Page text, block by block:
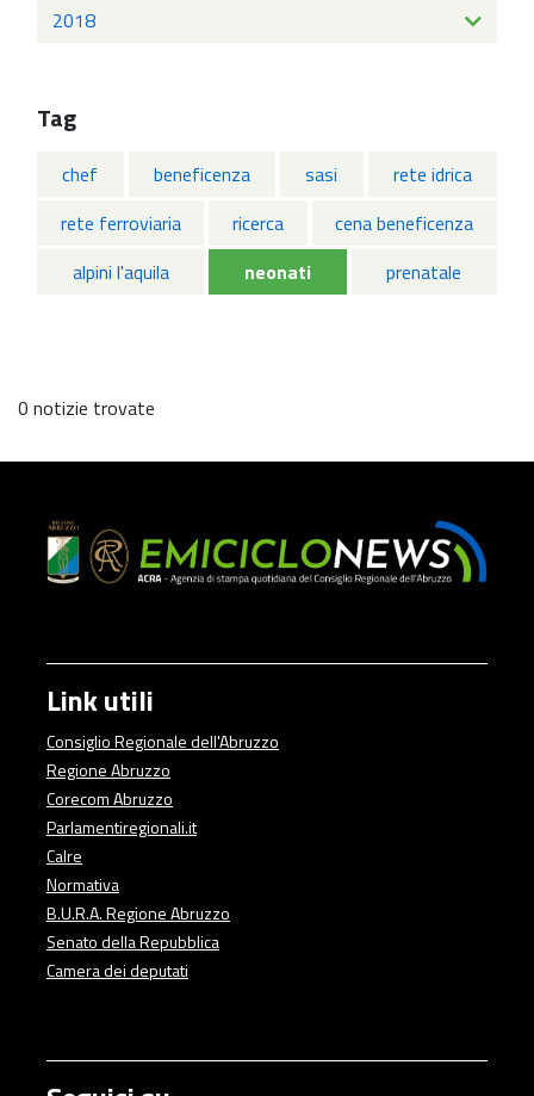
2018
Tag
chef beneficenza sasi
rete idrica
rete ferroviaria
ricerca
cena beneficenza
alpini l'aquila
neonati prenatale
0 notizie trovate
Link utili
Consiglio Regionale dell'Abruzzo
Regione Abruzzo
Corecom Abruzzo
Parlamentiregionali.it
Calre
Normativa
B.U.R.A. Regione Abruzzo
Senato della Repubblica
Camera dei deputati